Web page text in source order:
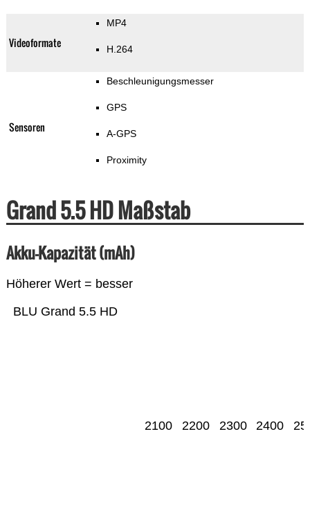
Videoformate
MP4
H.264
Sensoren
Beschleunigungsmesser
GPS
A-GPS
Proximity
Grand 5.5 HD Maßstab
Akku-Kapazität (mAh)
Höherer Wert = besser
BLU Grand 5.5 HD
2100 2200 2300 2400